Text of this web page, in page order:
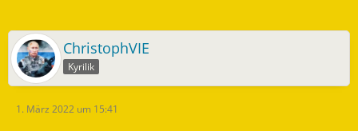
ChristophVIE
Kyrilik
1. März 2022 um 15:41